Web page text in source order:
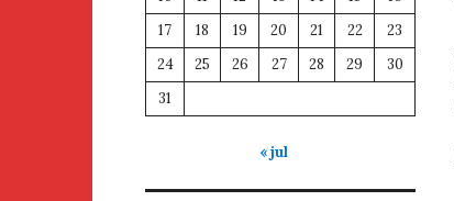
17
18 19 20 21 22
23
24
25 26 27 28 29
30
31
« jul